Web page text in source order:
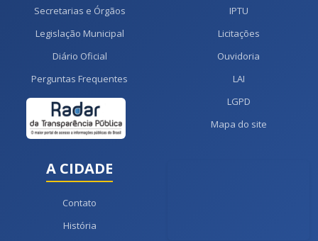
Secretarias e Órgãos
Legislação Municipal
Diário Oficial
Perguntas Frequentes
IPTU
Licitações
Ouvidoria
LAI
LGPD
Mapa do site
A CIDADE
Contato
História